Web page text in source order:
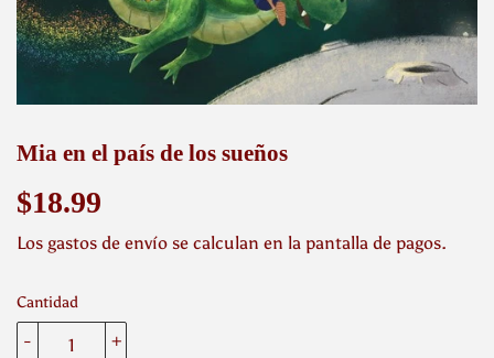
Mia en el país de los sueños
$18.99
Los gastos de envío se calculan en la pantalla de pagos.
Cantidad
+
-